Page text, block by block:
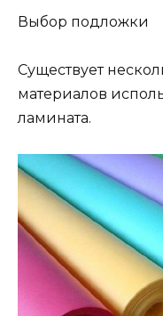
Выбор подложки
Существует
материалов
ламината.